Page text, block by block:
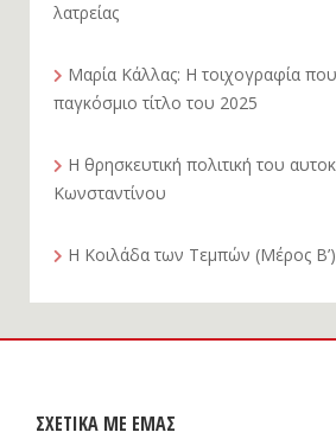
λατρείας
Μαρία Κάλλας: Η τοιχογραφία που διεκδικεί τον
παγκόσμιο τίτλο του 2025
Η θρησκευτική πολιτική του αυτοκράτορα
Κωνσταντίνου
Η Κοιλάδα των Τεμπών (Μέρος Β’)
ΣΧΕΤΙΚΑ ΜΕ ΕΜΑΣ